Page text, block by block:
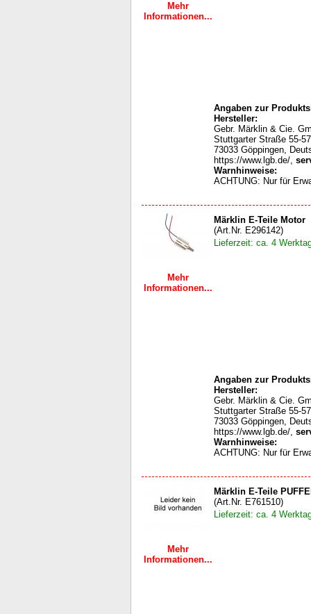
Mehr
Informationen...
Angaben zur
Hersteller:
Gebr. Märklin & Cie.
Stuttgarter Straße 55-57
73033 Göppingen,
https://www.lgb.de/,
Warnhinweise:
ACHTUNG: Nur für
Mehr
Informationen...
Märklin E-Teile Motor
(Art.Nr. E296142)
Lieferzeit: ca. 4
Angaben zur
Hersteller:
Gebr. Märklin & Cie.
Stuttgarter Straße 55-57
73033 Göppingen,
https://www.lgb.de/,
Warnhinweise:
ACHTUNG: Nur für
Mehr
Informationen...
Märklin E-Teile
(Art.Nr. E761510)
Lieferzeit: ca. 4